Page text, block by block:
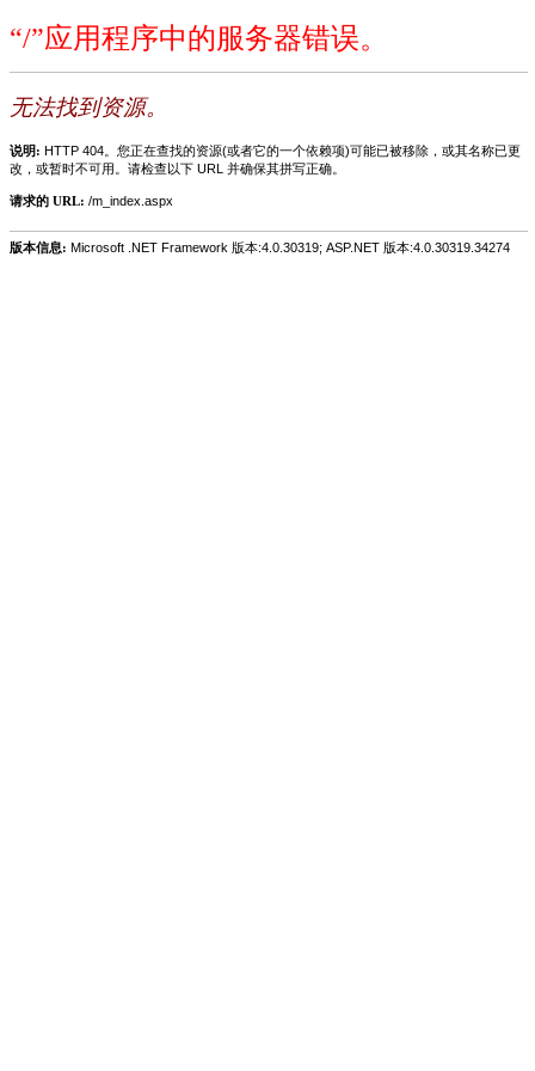
“/”应用程序中的服务器错误。
无法找到资源。
说明: HTTP 404。您正在查找的资源(或者它的一个依赖项)可能已被移除，或其名称已更
改，或暂时不可用。请检查以下 URL 并确保其拼写正确。
请求的 URL: /m_index.aspx
版本信息: Microsoft .NET Framework 版本:4.0.30319; ASP.NET 版本:4.0.30319.34274